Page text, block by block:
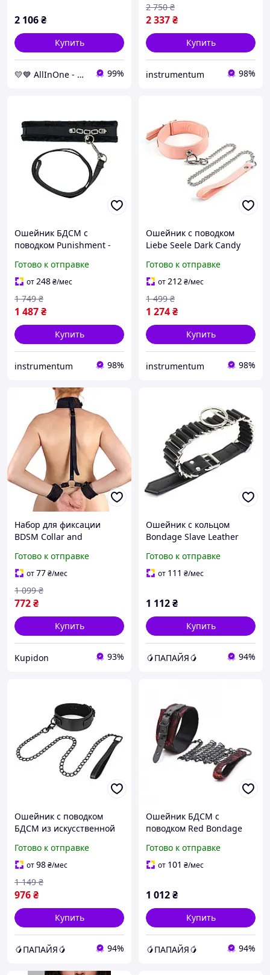
2 106₴
Купить
💛💙 AllInOne - находи все необходимое в одном магазине! 99%
2 337₴
2 750 ₴
Купить
instrumentum 98%
Ошейник БДСМ с
поводком Punishment -
Black
Готово к отправке
от248₴/мес
1 487₴
1 749 ₴
Купить
instrumentum 98%
Ошейник с поводком
Liebe Seele Dark Candy
Готово к отправке
от212₴/мес
1 274₴
1 499 ₴
Купить
instrumentum 98%
Набор для фиксации
BDSM Collar and
Готово к отправке
от77₴/мес
772₴
1 099 ₴
Купить
Kupidon 93%
Ошейник с кольцом
Bondage Slave Leather
Готово к отправке
от 111 ₴/мес
1 112₴
Купить
🥭ПАПАЙЯ🥭 94%
Ошейник с поводком
БДСМ из искусственной
Bedroom Fantasies
Папайя
Готово к отправке
от98₴/мес
976₴
1 149 ₴
Купить
🥭ПАПАЙЯ🥭 94%
Ошейник БДСМ с
поводком Red Bondage
очередей AllInOne
Готово к отправке
от 101 ₴/мес
1 012₴
Купить
🥭ПАПАЙЯ🥭 94%